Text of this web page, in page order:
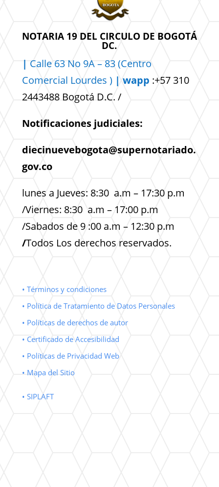
NOTARIA 19 DEL CIRCULO DE BOGOTÁ
DC.
| Calle 63 No 9A – 83 (Centro
Comercial Lourdes ) | wapp :+57 310
2443488 Bogotá D.C. /
Notificaciones judiciales:
diecinuevebogota@supernotariado.
gov.co
lunes a Jueves: 8:30 a.m – 17:30 p.m
/Viernes: 8:30 a.m – 17:00 p.m
/Sabados de 9 :00 a.m – 12:30 p.m
/Todos Los derechos reservados.
• Términos y condiciones
• Política de Tratamiento de Datos Personales
• Políticas de derechos de autor
• Certificado de Accesibilidad
• Políticas de Privacidad Web
• Mapa del Sitio
• SIPLAFT